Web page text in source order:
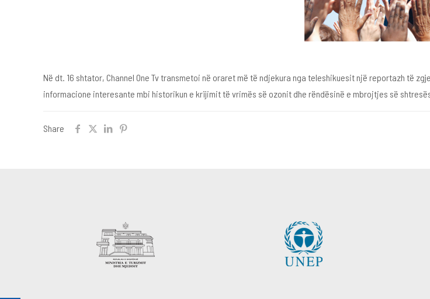
Në dt. 16 shtator, Channel One Tv transmetoi në oraret më të ndjekura nga teleshikuesit një reportazh të
informacione interesante mbi historikun e krijimit të vrimës së ozonit dhe rëndësinë e mbrojtjes së
Share